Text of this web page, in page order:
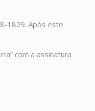
1829. Após este
com a assinatura